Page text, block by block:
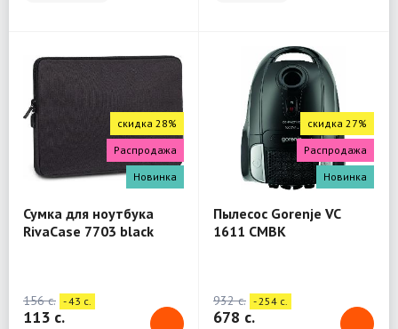
скидка 28%
Распродажа
Новинка
Сумка для ноутбука
RivaCase 7703 black
156 c. - 43 c.
113 c.
скидка 27%
Распродажа
Новинка
Пылесос Gorenje VC
1611 CMBK
932 c. - 254 c.
678 c.